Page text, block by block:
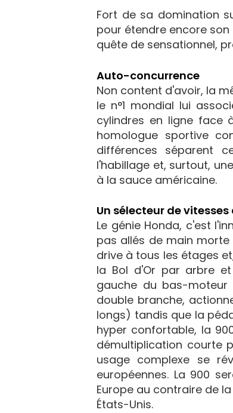
Fort de sa domination
pour étendre encore
quête de sensationnel,
Auto-concurrence
Non content d'avoir, la
le n°1 mondial lui
cylindres en ligne face
homologue sportive
différences séparent
l'habillage et, surtout,
à la sauce américaine.
Un sélecteur de
Le génie Honda, c'est
pas allés de main
drive à tous les étages
la Bol d'Or par arbre
gauche du bas-
double branche,
longs) tandis que la
hyper confortable, la
démultiplication courte
usage complexe se
européennes. La 900
Europe au contraire de
États-Unis.